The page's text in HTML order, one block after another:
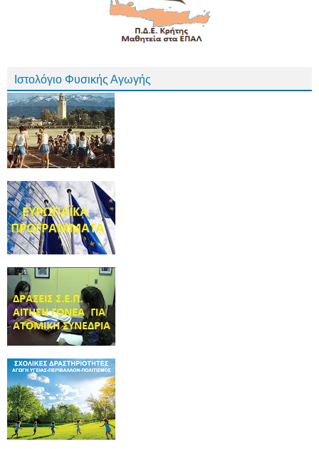
Ιστολόγιο Φυσικής Αγωγής